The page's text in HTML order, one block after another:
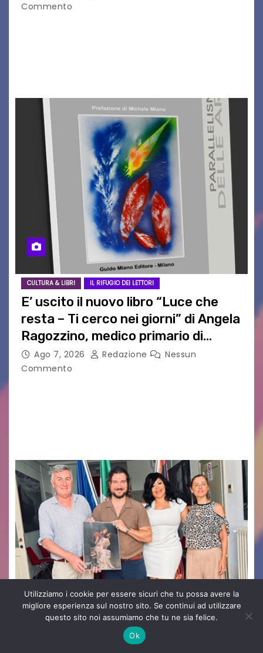
Commento
CULTURA & LIBRI IL RIFUGIO DEI LETTORI
E’ uscito il nuovo libro “Luce che
resta – Ti cerco nei giorni” di Angela
Ragozzino, medico primario di
Capua
Ago 7, 2026 Redazione
Nessun
Commento
EVENTI PADOVA E PROVINCIA
Utilizziamo i cookie per essere sicuri che tu possa avere la
migliore esperienza sul nostro sito. Se continui ad utilizzare
questo sito noi assumiamo che tu ne sia felice.
Ok